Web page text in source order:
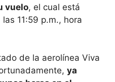
vuelo, el cual está
11:59 p.m., hora
de la aerolínea Viva
ya